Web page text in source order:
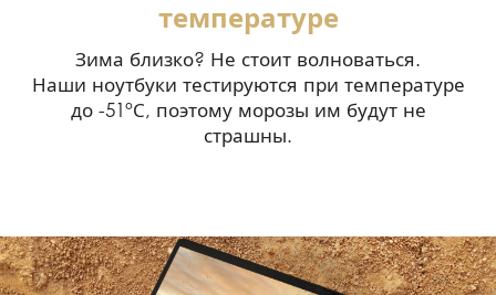
температуре
Зима близко? Не стоит волноваться.
Наши ноутбуки тестируются при температуре
до -51°С, поэтому морозы им будут не
страшны.